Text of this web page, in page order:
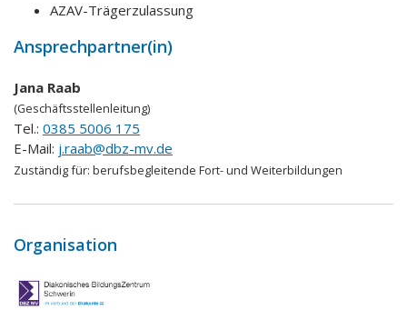
AZAV-Trägerzulassung
Ansprechpartner(in)
Jana Raab
(Geschäftsstellenleitung)
Tel.: 0385 5006 175
E-Mail: j.raab@dbz-mv.de
Zuständig für: berufsbegleitende Fort- und Weiterbildungen
Organisation